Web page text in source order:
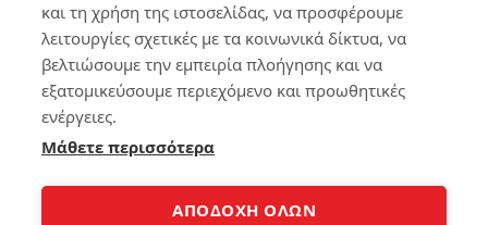
148
4
Copyright 2008-2026 © Laptopblog.gr Όλα τα δικαιώματα
και τη χρήση της ιστοσελίδας, να προσφέρουμε
λειτουργίες σχετικές με τα κοινωνικά δίκτυα, να
βελτιώσουμε την εμπειρία πλοήγησης και να
εξατομικεύσουμε περιεχόμενο και προωθητικές
ενέργειες.
Μάθετε περισσότερα
ΑΠΟΔΟΧΗ ΟΛΩΝ